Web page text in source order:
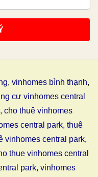
, vinhomes bình thạnh,
cư vinhomes central
, cho thuê vinhomes
central park, thuê
vinhomes central park,
thue vinhomes central
park, vinhomes